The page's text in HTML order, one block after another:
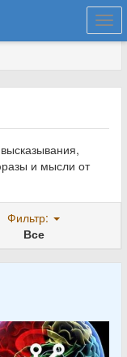
и мысли от
Фильтр:
Все